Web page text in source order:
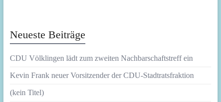
Neueste Beiträge
CDU Völklingen lädt zum zweiten Nachbarschaftstreff ein
Kevin Frank neuer Vorsitzender der CDU-Stadtratsfraktion
(kein Titel)